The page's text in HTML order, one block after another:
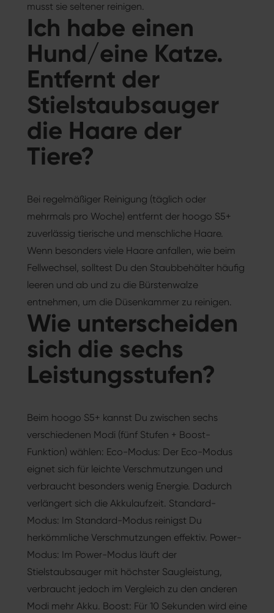
musst sie seltener reinigen.
Ich habe einen
Hund/eine Katze.
Entfernt der
Stielstaubsauger
die Haare der
Tiere?
Bei regelmäßiger Reinigung (täglich oder
mehrmals pro Woche) entfernt der hoogo S5+
zuverlässig tierische und menschliche Haare.
Wenn besonders viele Haare anfallen, wie beim
Fellwechsel, solltest Du den Staubbehälter häufig
leeren und ab und zu die Bürstenwalze
entnehmen, um die Düsenkammer zu reinigen.
Wie unterscheiden
sich die sechs
Leistungsstufen?
Beim hoogo S5+ kannst Du zwischen sechs
verschiedenen Modi (fünf Stufen + Boost-
Funktion) wählen: Eco-Modus: Der Eco-Modus
eignet sich für leichte Verschmutzungen und
verbraucht besonders wenig Energie. Dadurch
verlängert sich die Akkulaufzeit. Standard-
Modus: Im Standard-Modus reinigst Du
herkömmliche Verschmutzungen effektiv. Power-
Modus: Im Power-Modus läuft der
Stielstaubsauger mit höchster Saugleistung,
verbraucht jedoch im Vergleich zu den anderen
Modi mehr Akku. Boost: Für 10 Sekunden wird eine